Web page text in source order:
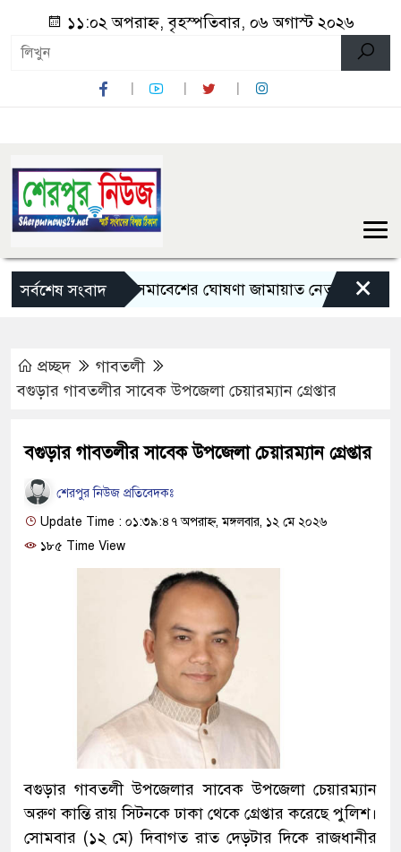
১১:০২ অপরাহ্ন, বৃহস্পতিবার, ০৬ অগাস্ট ২০২৬
সর্বশেষ সংবাদ
লংমার্চ ও মহাসমাবেশের ঘোষণা জামায়াত নেতৃত্বাধীন ১১ দলের
×
প্রচ্ছদ
গাবতলী
বগুড়ার গাবতলীর সাবেক উপজেলা চেয়ারম্যান গ্রেপ্তার
বগুড়ার গাবতলীর সাবেক উপজেলা চেয়ারম্যান গ্রেপ্তার
শেরপুর নিউজ প্রতিবেদকঃ
Update Time : ০১:৩৯:৪৭ অপরাহ্ন, মঙ্গলবার, ১২ মে ২০২৬
১৮৫ Time View
বগুড়ার গাবতলী উপজেলার সাবেক উপজেলা চেয়ারম্যান
অরুণ কান্তি রায় সিটনকে ঢাকা থেকে গ্রেপ্তার করেছে পুলিশ।
সোমবার (১২ মে) দিবাগত রাত দেড়টার দিকে রাজধানীর